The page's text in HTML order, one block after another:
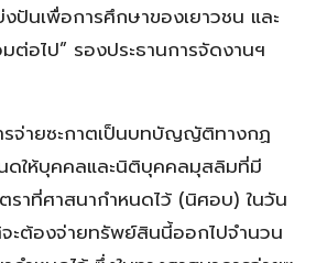
งปันเพื่อการศึกษาของเยาวชน และ
ต่อไป” รองประธานการจัดงานฯ
จ่ายซะกาตเป็นบทบัญญัติทางกฏ
ดให้บุคคลและนิติบุคคลมุสลิมที่มี
าที่ศาสนากำหนดไว้ (นิศอบ) ในวัน
ะต้องจ่ายทรัพย์สินนี้ออกไปจำนวน